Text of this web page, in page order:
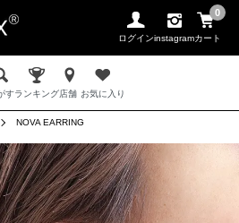
ログインinstagram
0
カート
すランキング店舗 お気に入り
NOVA EARRING